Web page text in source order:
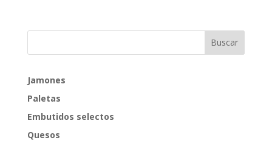
Jamones
Paletas
Embutidos selectos
Quesos